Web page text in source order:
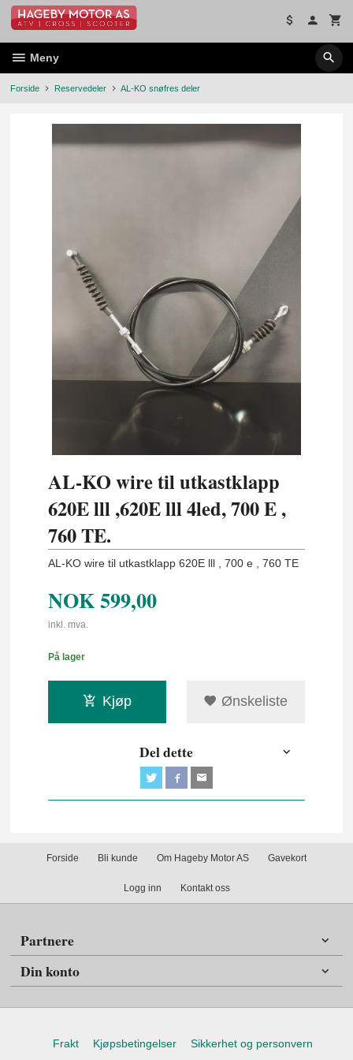
Gå
innholdet
Meny
Forside Reservedeler AL-KO snøfres deler
AL-KO wire til utkastklapp
620E lll ,620E lll 4led, 700 E ,
760 TE.
AL-KO wire til utkastklapp 620E lll , 700 e , 760 TE
NOK599,00
inkl. mva.
På lager
Kjøp Ønskeliste
Del dette
Forside Bli kunde Om Hageby Motor AS Gavekort
Logg inn Kontakt oss
Partnere
Din konto
Frakt Kjøpsbetingelser Sikkerhet og personvern